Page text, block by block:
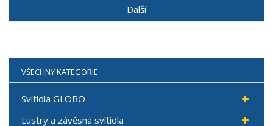
Další
VŠECHNY KATEGORIE
Svítidla GLOBO
Lustry a závěsná svítidla